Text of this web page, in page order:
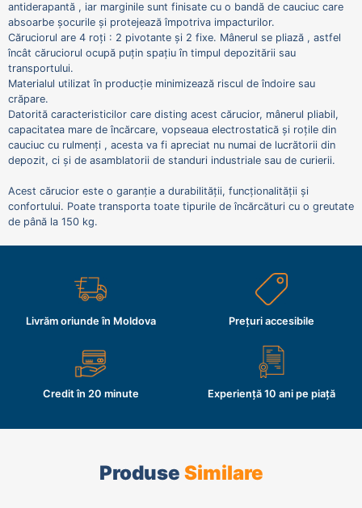
antiderapantă , iar marginile sunt finisate cu o bandă de cauciuc care
absoarbe șocurile și protejează împotriva impacturilor.
Căruciorul are 4 roți : 2 pivotante și 2 fixe. Mânerul se pliază , astfel
încât căruciorul ocupă puțin spațiu în timpul depozitării sau
transportului.
Materialul utilizat în producție minimizează riscul de îndoire sau
crăpare.
Datorită caracteristicilor care disting acest cărucior, mânerul pliabil,
capacitatea mare de încărcare, vopseaua electrostatică și roțile din
cauciuc cu rulmenți , acesta va fi apreciat nu numai de lucrătorii din
depozit, ci și de asamblatorii de standuri industriale sau de curierii.
Acest cărucior este o garanție a durabilității, funcționalității și
confortului. Poate transporta toate tipurile de încărcături cu o greutate
de până la 150 kg.
Livrăm oriunde în Moldova Prețuri accesibile
Credit în 20 minute Experiență 10 ani pe piață
Produse Similare